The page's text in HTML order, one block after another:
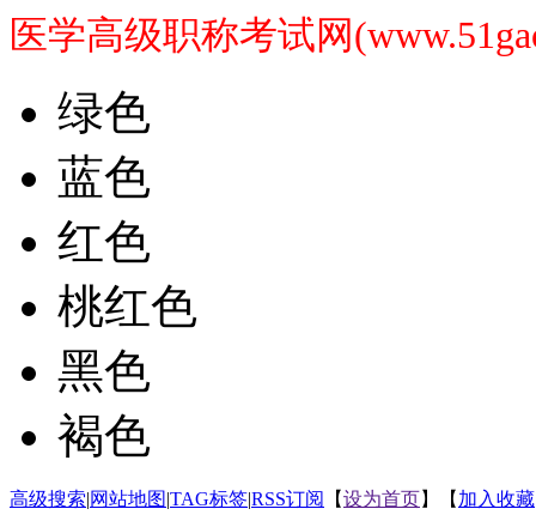
医学高级职称考试网
绿色
蓝色
红色
桃红色
黑色
褐色
高级搜索|网站地图|TAG标签|RSS订阅 【设为首页】【 加入收藏